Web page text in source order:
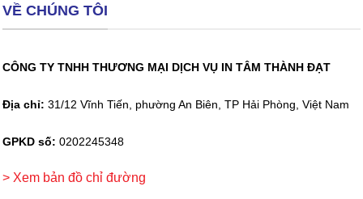
VỀ CHÚNG TÔI
CÔNG TY TNHH THƯƠNG MẠI DỊCH VỤ IN TÂM THÀNH ĐẠT
Địa chỉ: 31/12 Vĩnh Tiến, phường An Biên, TP Hải Phòng, Việt Nam
GPKD số: 0202245348
> Xem bản đồ chỉ đường